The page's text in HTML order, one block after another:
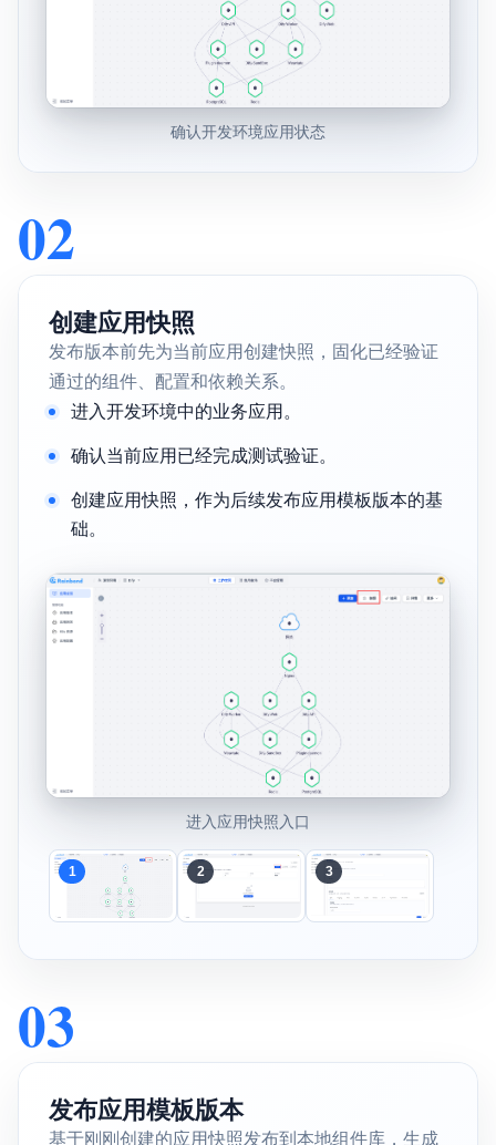
确认开发环境应用状态
02
创建应用快照
发布版本前先为当前应用创建快照，固化已经验证
通过的组件、配置和依赖关系。
进入开发环境中的业务应用。
确认当前应用已经完成测试验证。
创建应用快照，作为后续发布应用模板版本的基
础。
进入应用快照入口
1 2 3
03
发布应用模板版本
基于刚刚创建的应用快照发布到本地组件库，生成